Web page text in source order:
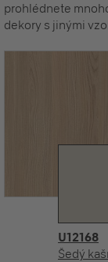
prohlédnete
dekory s jinými
U12168
Šedý